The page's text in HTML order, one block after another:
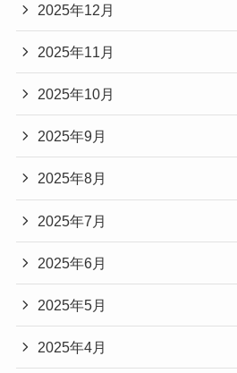
2025年12月
2025年11月
2025年10月
2025年9月
2025年8月
2025年7月
2025年6月
2025年5月
2025年4月